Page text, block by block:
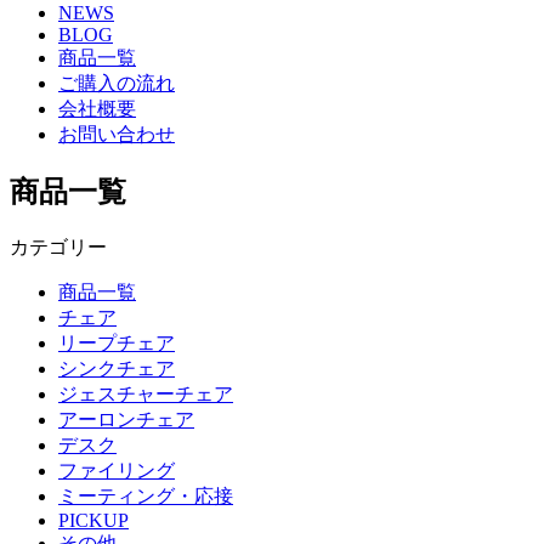
NEWS
BLOG
商品一覧
ご購入の流れ
会社概要
お問い合わせ
商品一覧
カテゴリー
商品一覧
チェア
リープチェア
シンクチェア
ジェスチャーチェア
アーロンチェア
デスク
ファイリング
ミーティング・応接
PICKUP